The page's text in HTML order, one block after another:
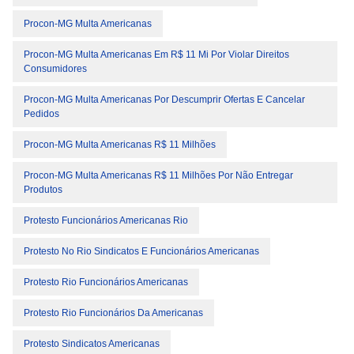
Procon-MG Multa Americanas
Procon-MG Multa Americanas Em R$ 11 Mi Por Violar Direitos
Consumidores
Procon-MG Multa Americanas Por Descumprir Ofertas E Cancelar
Pedidos
Procon-MG Multa Americanas R$ 11 Milhões
Procon-MG Multa Americanas R$ 11 Milhões Por Não Entregar
Produtos
Protesto Funcionários Americanas Rio
Protesto No Rio Sindicatos E Funcionários Americanas
Protesto Rio Funcionários Americanas
Protesto Rio Funcionários Da Americanas
Protesto Sindicatos Americanas